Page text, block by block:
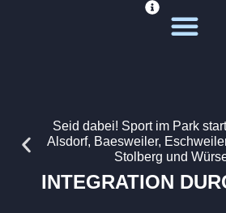
Seid dabei! Sport im Park
Alsdorf, Baesweiler,
Stolberg und
INTEGRATION